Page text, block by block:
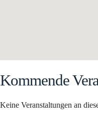
Kommende
Keine Veranstaltungen an